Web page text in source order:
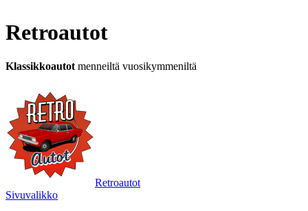
Retroautot
Klassikkoautot menneiltä vuosikymmeniltä
Retroautot
Sivuvalikko